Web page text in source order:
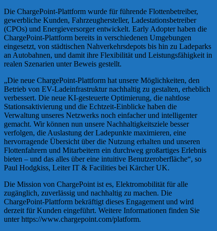
Die ChargePoint-Plattform wurde für führende Flottenbetreiber,
gewerbliche Kunden, Fahrzeughersteller, Ladestationsbetreiber
(CPOs) und Energieversorger entwickelt. Early Adopter haben die
ChargePoint-Plattform bereits in verschiedenen Umgebungen
eingesetzt, von städtischen Nahverkehrsdepots bis hin zu Ladeparks
an Autobahnen, und damit ihre Flexibilität und Leistungsfähigkeit in
realen Szenarien unter Beweis gestellt.
„Die neue ChargePoint-Plattform hat unsere Möglichkeiten, den
Betrieb von EV-Ladeinfrastruktur nachhaltig zu gestalten, erheblich
verbessert. Die neue KI-gesteuerte Optimierung, die nahtlose
Stationsaktivierung und die Echtzeit-Einblicke haben die
Verwaltung unseres Netzwerks noch einfacher und intelligenter
gemacht. Wir können nun unsere Nachhaltigkeitsziele besser
verfolgen, die Auslastung der Ladepunkte maximieren, eine
hervorragende Übersicht über die Nutzung erhalten und unseren
Flottenfahrern und Mitarbeitern ein durchweg großartiges Erlebnis
bieten – und das alles über eine intuitive Benutzeroberfläche“, so
Paul Hodgkiss, Leiter IT & Facilities bei Kärcher UK.
Die Mission von ChargePoint ist es, Elektromobilität für alle
zugänglich, zuverlässig und nachhaltig zu machen. Die
ChargePoint-Plattform bekräftigt dieses Engagement und wird
derzeit für Kunden eingeführt. Weitere Informationen finden Sie
unter https://www.chargepoint.com/platform.